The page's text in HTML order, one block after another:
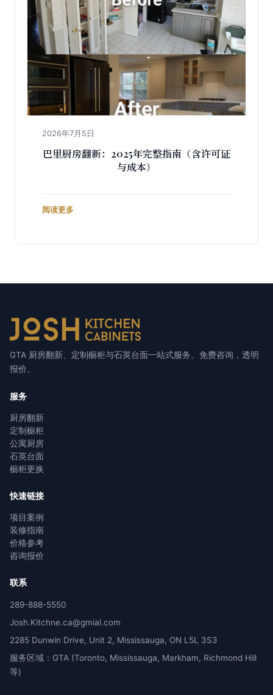
2026年7月5日
巴里厨房翻新：2025年完整指南（含许可证
与成本）
阅读更多
GTA 厨房翻新、定制橱柜与石英台面一站式服务。免费咨询，透明
报价。
服务
厨房翻新
定制橱柜
公寓厨房
石英台面
橱柜更换
快速链接
项目案例
装修指南
价格参考
咨询报价
联系
289-888-5550
Josh.Kitchne.ca@gmial.com
2285 Dunwin Drive, Unit 2, Mississauga, ON L5L 3S3
服务区域：GTA (Toronto, Mississauga, Markham, Richmond Hill
等)